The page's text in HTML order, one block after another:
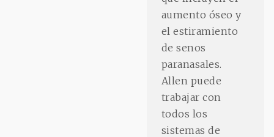
aumento óseo y
el estiramiento
de senos
paranasales.
Allen puede
trabajar con
todos los
sistemas de